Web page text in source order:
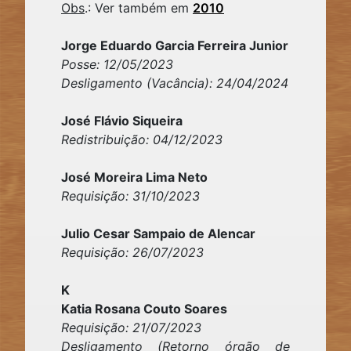
Obs.: Ver também em 2010
Jorge Eduardo Garcia Ferreira Junior
Posse: 12/05/2023
Desligamento (Vacância): 24/04/2024
José Flávio Siqueira
Redistribuição: 04/12/2023
José Moreira Lima Neto
Requisição: 31/10/2023
Julio Cesar Sampaio de Alencar
Requisição: 26/07/2023
K
Katia Rosana Couto Soares
Requisição: 21/07/2023
Desligamento (Retorno órgão de